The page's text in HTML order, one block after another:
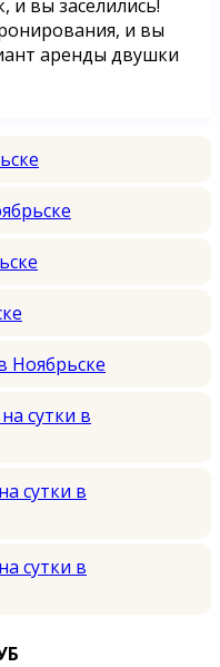
и вы заселились!
и вы
аренды двушки
Ноябрьске
сутки в
сутки в
сутки в